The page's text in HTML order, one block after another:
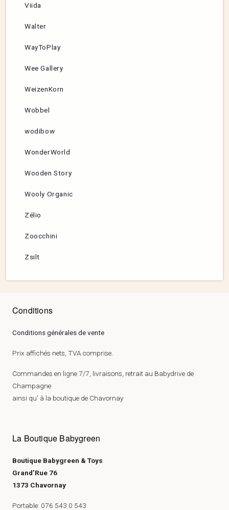
Viida
Walter
WayToPlay
Wee Gallery
WeizenKorn
Wobbel
wodibow
WonderWorld
Wooden Story
Wooly Organic
Zélio
Zoocchini
Zsilt
Conditions
Conditions générales de vente
Prix affichés nets, TVA comprise.
Commandes en ligne 7/7, livraisons, retrait au Babydrive de
Champagne
ainsi qu’ à la boutique de Chavornay
La Boutique Babygreen
Boutique Babygreen & Toys
Grand’Rue 76
1373 Chavornay
Portable: 076 543 0 543